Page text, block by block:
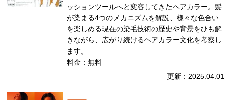
ッションツールへと変容してきたヘアカラー。髪
が染まる4つのメカニズムを解説、様々な色合い
を楽しめる現在の染毛技術の歴史や背景をひも解
きながら、広がり続けるヘアカラー文化を考察し
ます。
料金：無料
更新：2025.04.01